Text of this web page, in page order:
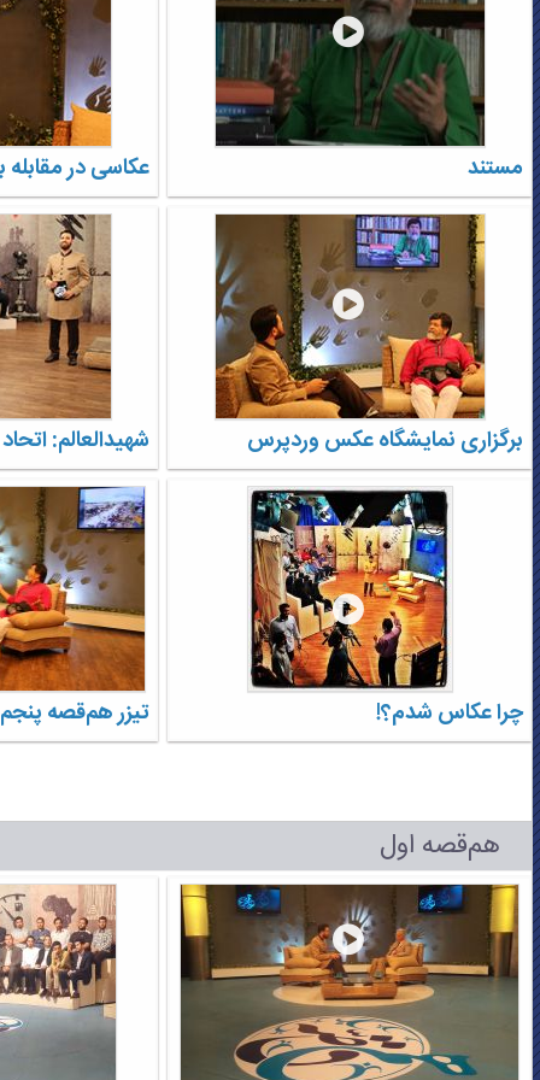
مستند عکاسی در مقابله
برگزاری نمایشگاه عکس وردپرس شهیدالعالم:
چرا عکاس شدم؟! تیزر هم‌قصه پنجم
هم‌قصه اول